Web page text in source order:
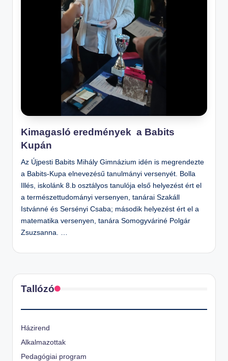
Kimagasló eredmények a Babits
Kupán
Az Újpesti Babits Mihály Gimnázium idén is megrendezte
a Babits-Kupa elnevezésű tanulmányi versenyét. Bolla
Illés, iskolánk 8.b osztályos tanulója első helyezést ért el
a természettudományi versenyen, tanárai Szakáll
Istvánné és Sersényi Csaba; második helyezést ért el a
matematika versenyen, tanára Somogyváriné Polgár
Zsuzsanna. …
Tallózó
Házirend
Alkalmazottak
Pedagógiai program